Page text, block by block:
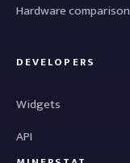
Hardware comparison
DEVELOPERS
Widgets
API